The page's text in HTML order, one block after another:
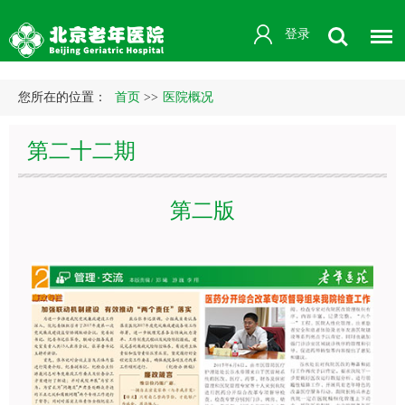
登录
您所在的位置： 首页 >> 医院概况
第二十二期
第二版